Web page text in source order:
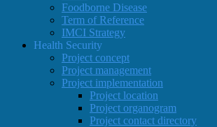
Foodborne Disease
Term of Reference
IMCI Strategy
Health Security
Project concept
Project management
Project implementation
Project location
Project organogram
Project contact directory